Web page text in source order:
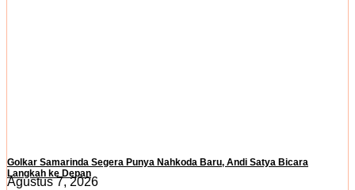
Golkar Samarinda Segera Punya Nahkoda Baru, Andi Satya Bicara
Langkah ke Depan
Agustus 7, 2026